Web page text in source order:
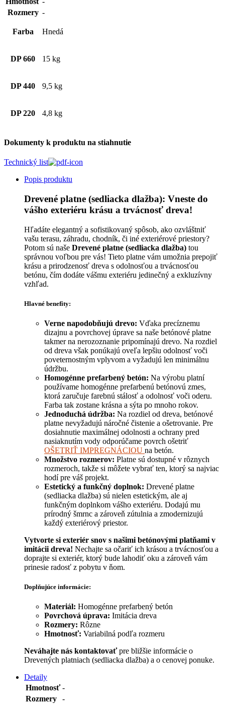
Rozmery -
Farba Hnedá
DP 660 15 kg
DP 440 9,5 kg
DP 220 4,8 kg
Dokumenty k produktu na stiahnutie
Technický list
Popis produktu
Drevené platne (sedliacka dlažba): Vneste do
vášho exteriéru krásu a trvácnosť dreva!
Hľadáte elegantný a sofistikovaný spôsob, ako ozvláštniť
vašu terasu, záhradu, chodník, či iné exteriérové priestory?
Potom sú naše Drevené platne (sedliacka dlažba) tou
správnou voľbou pre vás! Tieto platne vám umožnia prepojiť
krásu a prirodzenosť dreva s odolnosťou a trvácnosťou
betónu, čím dodáte vášmu exteriéru jedinečný a exkluzívny
vzhľad.
Hlavné benefity:
Verne napodobňujú drevo: Vďaka precíznemu
dizajnu a povrchovej úprave sa naše betónové platne
takmer na nerozoznanie pripomínajú drevo. Na rozdiel
od dreva však ponúkajú oveľa lepšiu odolnosť voči
poveternostným vplyvom a vyžadujú len minimálnu
údržbu.
Homogénne prefarbený betón: Na výrobu platní
používame homogénne prefarbenú betónovú zmes,
ktorá zaručuje farebnú stálosť a odolnosť voči oderu.
Farba tak zostane krásna a sýta po mnoho rokov.
Jednoduchá údržba: Na rozdiel od dreva, betónové
platne nevyžadujú náročné čistenie a ošetrovanie. Pre
dosiahnutie maximálnej odolnosti a ochrany pred
nasiaknutím vody odporúčame povrch ošetriť
OŠETRIŤ IMPREGNÁCIOU na betón.
Množstvo rozmerov: Platne sú dostupné v rôznych
rozmeroch, takže si môžete vybrať ten, ktorý sa najviac
hodí pre váš projekt.
Estetický a funkčný doplnok: Drevené platne
(sedliacka dlažba) sú nielen estetickým, ale aj
funkčným doplnkom vášho exteriéru. Dodajú mu
prírodný šmrnc a zároveň zútulnia a zmodernizujú
každý exteriérový priestor.
Vytvorte si exteriér snov s našimi betónovými platňami v
imitácii dreva! Nechajte sa očariť ich krásou a trvácnosťou a
doprajte si exteriér, ktorý bude lahodiť oku a zároveň vám
prinesie radosť z pobytu v ňom.
Doplňujúce informácie:
Materiál: Homogénne prefarbený betón
Povrchová úprava: Imitácia dreva
Rozmery: Rôzne
Hmotnosť: Variabilná podľa rozmeru
Neváhajte nás kontaktovaťpre bližšie informácie o
Drevených platniach (sedliacka dlažba) a o cenovej ponuke.
Detaily
Hmotnosť -
Rozmery
-